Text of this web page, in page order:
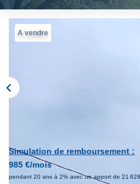
A vendre
Simulation de remboursement :
985 €/mois
pendant 20 ans à 2% avec un apport de 21